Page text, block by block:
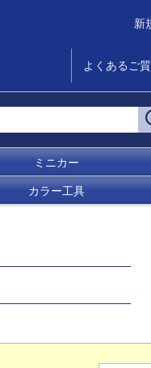
新
よくあるご
ミニカー
カラー工具